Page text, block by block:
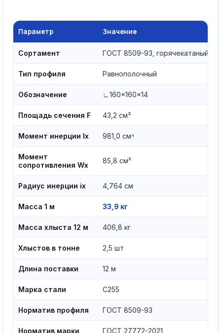
Параметр Значение
Сортамент ГОСТ 8509-93, горячекатаный
Тип профиля Равнополочный
Обозначение ∟160×160×14
Площадь сечения F 43,2 см²
Момент инерции Ix 981,0 см⁴
Момент
сопротивления Wx
85,8 см³
Радиус инерции ix 4,764 см
Масса 1 м 33,9 кг
Масса хлыста 12 м 406,8 кг
Хлыстов в тонне 2,5 шт
Длина поставки 12 м
Марка стали С255
Норматив профиля ГОСТ 8509-93
Норматив марки ГОСТ 27772-2021